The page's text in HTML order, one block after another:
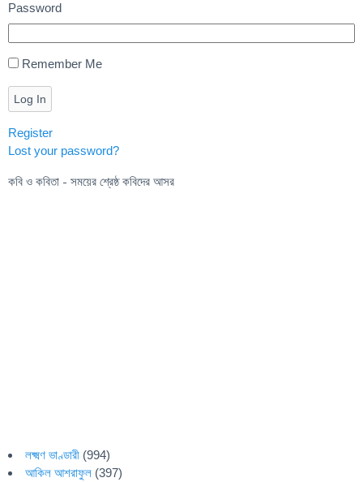
Password
Remember Me
Log In
Register
Lost your password?
কবি ও কবিতা - সময়ের শ্রেষ্ঠ কবিদের আসর
লক্ষ্মণ ভাণ্ডারী (994)
আকিল আশরাফুল (397)